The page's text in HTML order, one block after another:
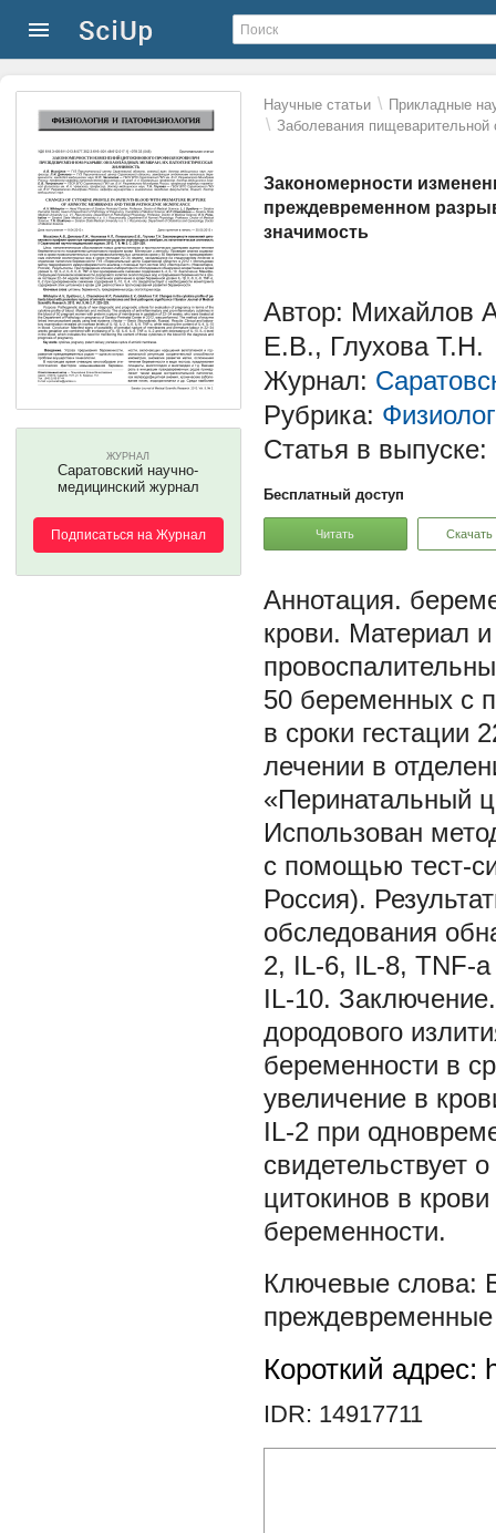
Научные статьи \ Прикладные
\ Заболевания пищеварительной
Закономерности
преждевременном
значимость
ЖУРНАЛ
Саратовский научно-
медицинский журнал
Подписаться на Журнал
Автор: Михайлов
Е.В., Глухова Т.Н.
Журнал:
Рубрика:
Статья в выпуске:
Бесплатный доступ
Читать Скачать
крови. Материал
50 беременных с
в сроки гестации
лечении в
«Перинатальный
Использован
с помощью тест-
Россия).
обследования
2, IL-6, IL-8, TNF-
IL-10.
дородового
беременности в
увеличение в
IL-2 при
свидетельствует
цитокинов в
беременности.
Короткий адрес:
IDR: 14917711